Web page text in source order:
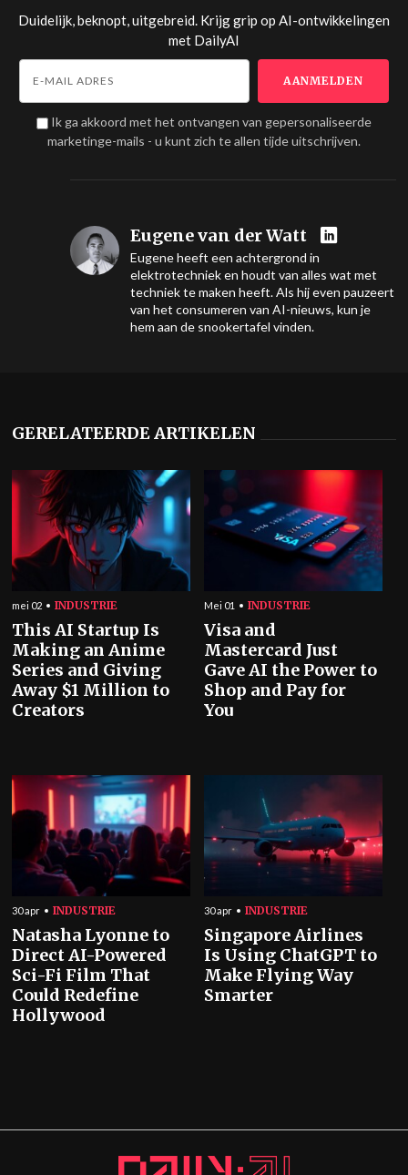
Duidelijk, beknopt, uitgebreid. Krijg grip op AI-ontwikkelingen
met DailyAI
Ik ga akkoord met het ontvangen van gepersonaliseerde
marketinge-mails - u kunt zich te allen tijde uitschrijven.
Eugene van der Watt
Eugene heeft een achtergrond in
elektrotechniek en houdt van alles wat met
techniek te maken heeft. Als hij even pauzeert
van het consumeren van AI-nieuws, kun je
hem aan de snookertafel vinden.
GERELATEERDE ARTIKELEN
mei 02 INDUSTRIE
This AI Startup Is
Making an Anime
Series and Giving
Away $1 Million to
Creators
Mei 01 INDUSTRIE
Visa and
Mastercard Just
Gave AI the Power to
Shop and Pay for
You
30 apr INDUSTRIE
Natasha Lyonne to
Direct AI-Powered
Sci-Fi Film That
Could Redefine
Hollywood
30 apr INDUSTRIE
Singapore Airlines
Is Using ChatGPT to
Make Flying Way
Smarter